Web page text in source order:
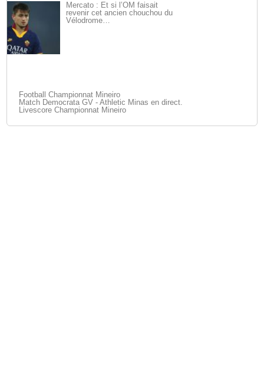
Mercato : Et si l’OM faisait
revenir cet ancien chouchou du
Vélodrome…
Football Championnat Mineiro
Match Democrata GV - Athletic Minas en direct.
Livescore Championnat Mineiro